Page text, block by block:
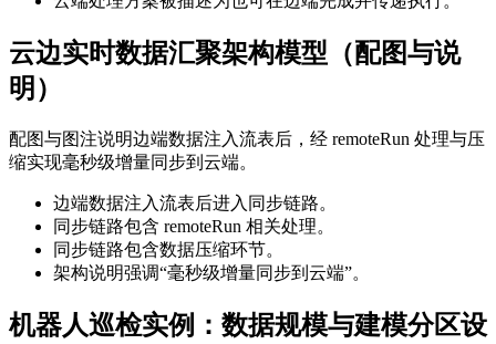
云边实时数据汇聚架构模型（配图与说
明）
配图与图注说明边端数据注入流表后，经 remoteRun 处理与压
缩实现毫秒级增量同步到云端。
边端数据注入流表后进入同步链路。
同步链路包含 remoteRun 相关处理。
同步链路包含数据压缩环节。
架构说明强调“毫秒级增量同步到云端”。
机器人巡检实例：数据规模与建模分区设